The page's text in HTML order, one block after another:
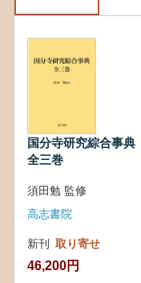
国分寺研究綜合事典
全三巻
須田勉 監修
高志書院
新刊 取り寄せ
46,200円